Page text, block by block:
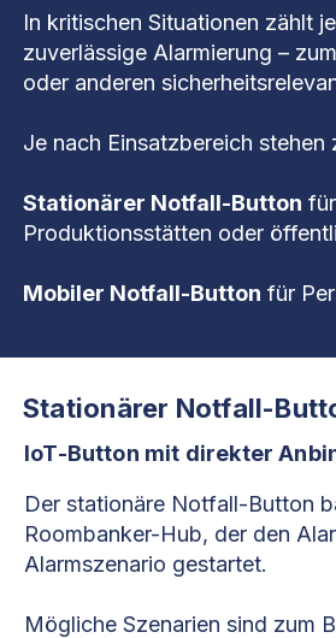
In kritischen Situationen zählt
zuverlässige Alarmierung –
oder anderen
Je nach Einsatzbereich
Stationärer Notfall-Button
Produktionsstätten oder
Mobiler Notfall-Button für
Stationärer Notfall-
IoT-Button mit direkter
Der stationäre Notfall-Button
Roombanker-Hub, der den
Alarmszenario gestartet.
Mögliche Szenarien sind zum